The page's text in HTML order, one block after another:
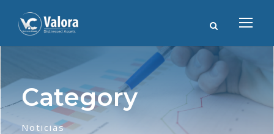
Category
Noticias